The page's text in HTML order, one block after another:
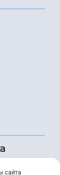
сайта